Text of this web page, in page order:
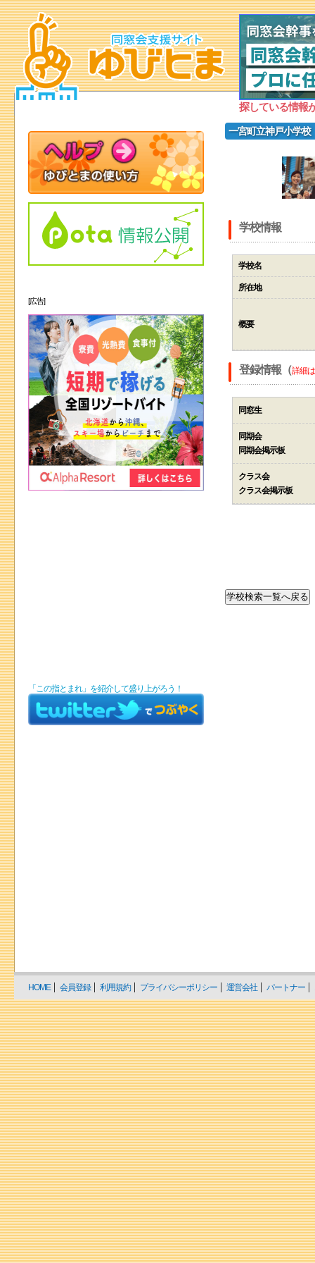
探している情報
一宮町立神戸小学校
学校情報
学校名
所在地
概要
登録情報（詳細
同窓生
同期会
同期会掲示板
クラス会
クラス会掲示板
[広告]
「この指とまれ」を紹介して盛り上がろう！
HOME 会員登録 利用規約 プライバシーポリシー 運営会社 パートナー